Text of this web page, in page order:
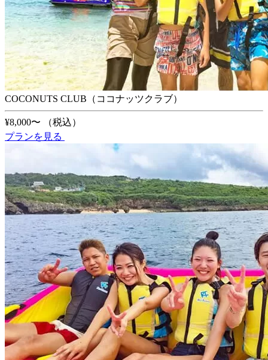
COCONUTS CLUB（ココナッツクラブ）
¥8,000〜
（税込）
プランを見る